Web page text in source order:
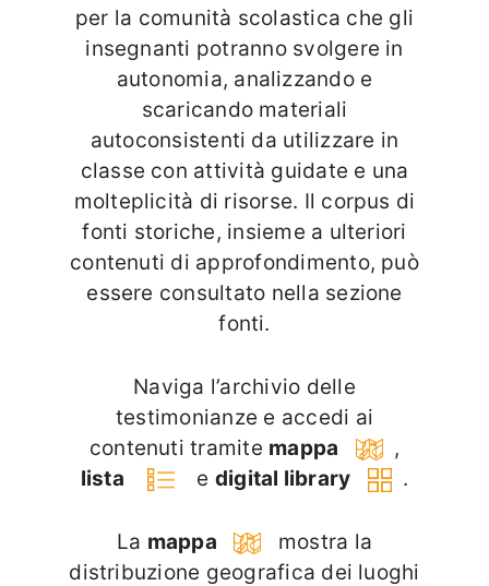
per la comunità scolastica che gli
insegnanti potranno svolgere in
autonomia, analizzando e
scaricando materiali
autoconsistenti da utilizzare in
classe con attività guidate e una
molteplicità di risorse. Il corpus di
fonti storiche, insieme a ulteriori
contenuti di approfondimento, può
essere consultato nella sezione
fonti.
Naviga l’archivio delle
testimonianze e accedi ai
contenuti tramite mappa
,
lista
e digital library .
La mappa
mostra la
distribuzione geografica dei luoghi